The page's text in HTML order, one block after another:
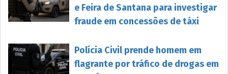
e Feira de Santana para investigar
fraude em concessões de táxi
Polícia Civil prende homem em
flagrante por tráfico de drogas em